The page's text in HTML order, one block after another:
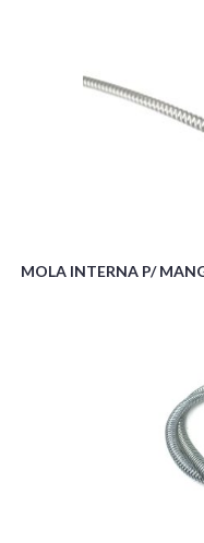
MOLA INTERNA P/